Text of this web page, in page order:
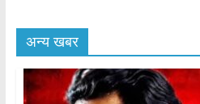
अन्य खबर